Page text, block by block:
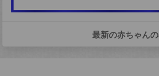
最新の赤ちゃん